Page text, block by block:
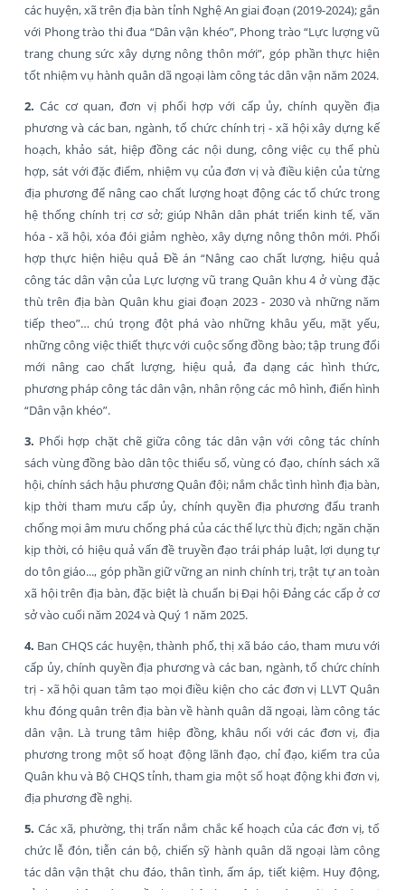
các huyện, xã trên địa bàn tỉnh Nghệ An giai đoạn (2019-2024); gắn
với Phong trào thi đua “Dân vận khéo”, Phong trào “Lực lượng vũ
trang chung sức xây dựng nông thôn mới”, góp phần thực hiện
tốt nhiệm vụ hành quân dã ngoại làm công tác dân vận năm 2024.
2. Các cơ quan, đơn vị phối hợp với cấp ủy, chính quyền địa
phương và các ban, ngành, tổ chức chính trị - xã hội xây dựng kế
hoạch, khảo sát, hiệp đồng các nội dung, công việc cụ thể phù
hợp, sát với đặc điểm, nhiệm vụ của đơn vị và điều kiện của từng
địa phương để nâng cao chất lượng hoạt động các tổ chức trong
hệ thống chính trị cơ sở; giúp Nhân dân phát triển kinh tế, văn
hóa - xã hội, xóa đói giảm nghèo, xây dựng nông thôn mới. Phối
hợp thực hiện hiệu quả Đề án “Nâng cao chất lượng, hiệu quả
công tác dân vận của Lực lượng vũ trang Quân khu 4 ở vùng đặc
thù trên địa bàn Quân khu giai đoạn 2023 - 2030 và những năm
tiếp theo”… chú trọng đột phá vào những khâu yếu, mặt yếu,
những công việc thiết thực với cuộc sống đồng bào; tập trung đổi
mới nâng cao chất lượng, hiệu quả, đa dạng các hình thức,
phương pháp công tác dân vận, nhân rộng các mô hình, điển hình
“Dân vận khéo”.
3. Phối hợp chặt chẽ giữa công tác dân vận với công tác chính
sách vùng đồng bào dân tộc thiểu số, vùng có đạo, chính sách xã
hội, chính sách hậu phương Quân đội; nắm chắc tình hình địa bàn,
kịp thời tham mưu cấp ủy, chính quyền địa phương đấu tranh
chống mọi âm mưu chống phá của các thế lực thù địch; ngăn chặn
kịp thời, có hiệu quả vấn đề truyền đạo trái pháp luật, lợi dụng tự
do tôn giáo..., góp phần giữ vững an ninh chính trị, trật tự an toàn
xã hội trên địa bàn, đặc biệt là chuẩn bị Đại hội Đảng các cấp ở cơ
sở vào cuối năm 2024 và Quý 1 năm 2025.
4. Ban CHQS các huyện, thành phố, thị xã báo cáo, tham mưu với
cấp ủy, chính quyền địa phương và các ban, ngành, tổ chức chính
trị - xã hội quan tâm tạo mọi điều kiện cho các đơn vị LLVT Quân
khu đóng quân trên địa bàn về hành quân dã ngoại, làm công tác
dân vận. Là trung tâm hiệp đồng, khâu nối với các đơn vị, địa
phương trong một số hoạt động lãnh đạo, chỉ đạo, kiểm tra của
Quân khu và Bộ CHQS tỉnh, tham gia một số hoạt động khi đơn vị,
địa phương đề nghị.
5. Các xã, phường, thị trấn nắm chắc kế hoạch của các đơn vị, tổ
chức lễ đón, tiễn cán bộ, chiến sỹ hành quân dã ngoại làm công
tác dân vận thật chu đáo, thân tình, ấm áp, tiết kiệm. Huy động,